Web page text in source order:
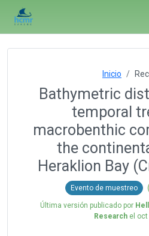
Inicio
Bathymetric
temporal
macrobenthic
the
Heraklion Bay
Evento de muestreo
Última versión publicado por
Research el oct